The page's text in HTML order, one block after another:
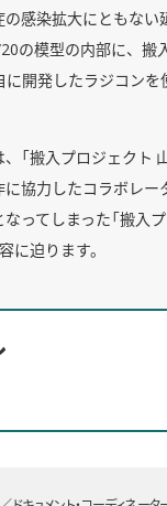
感染拡大にともない
の模型の内部に、搬
開発したラジコンを
「搬入プロジェクト
協力したコラボレー
ってしまった「搬入
に迫ります。